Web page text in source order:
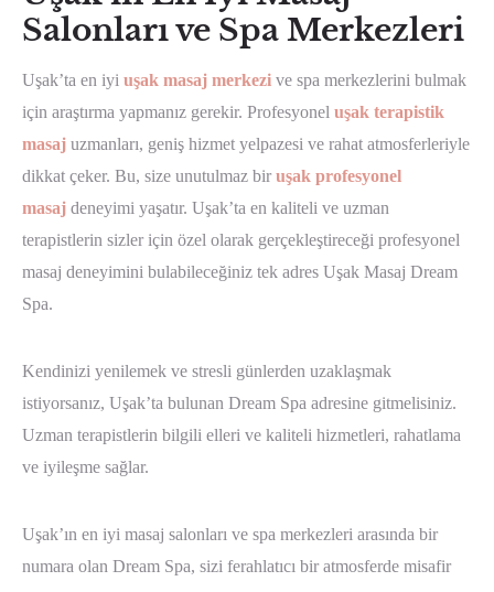
Salonları ve Spa Merkezleri
Uşak’ta en iyi uşak masaj merkezi ve spa merkezlerini bulmak
için araştırma yapmanız gerekir. Profesyonel uşak terapistik
masaj uzmanları, geniş hizmet yelpazesi ve rahat atmosferleriyle
dikkat çeker. Bu, size unutulmaz bir uşak profesyonel
masaj deneyimi yaşatır. Uşak’ta en kaliteli ve uzman
terapistlerin sizler için özel olarak gerçekleştireceği profesyonel
masaj deneyimini bulabileceğiniz tek adres Uşak Masaj Dream
Spa.
Kendinizi yenilemek ve stresli günlerden uzaklaşmak
istiyorsanız, Uşak’ta bulunan Dream Spa adresine gitmelisiniz.
Uzman terapistlerin bilgili elleri ve kaliteli hizmetleri, rahatlama
ve iyileşme sağlar.
Uşak’ın en iyi masaj salonları ve spa merkezleri arasında bir
numara olan Dream Spa, sizi ferahlatıcı bir atmosferde misafir